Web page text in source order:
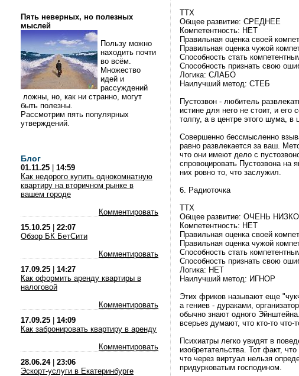
Пять неверных, но полезных
мыслей
Пользу можно
находить почти
во всём.
Множество
идей и
рассуждений
ложны, но, как ни странно, могут
быть полезны.
Рассмотрим пять популярных
утверждений.
Блог
01.11.25
14:59
Как недорого купить однокомнатную
квартиру на вторичном рынке в
вашем городе
Комментировать
15.10.25
22:07
Обзор БК БетСити
Комментировать
17.09.25
14:27
Как оформить аренду квартиры в
налоговой
Комментировать
17.09.25
14:09
Как забронировать квартиру в аренду
Комментировать
28.06.24| 23:06
Эскорт-услуги в Екатеринбурге
ТТХ
Общее развитие: СРЕДНЕЕ
Компетентность: НЕТ
Правильная оценка своей
Правильная оценка чужой
Способность стать
Способность признать свою
Логика: СЛАБО
Наилучший метод: СТЕБ
Пустозвон - любитель
истине для него не стоит, и
толпу, а в центре этого шума, в
Совершенно бессмысленно
равно развлекается за ваш.
что они имеют дело с
спровоцировать Пустозвона на
них ровно то, что заслужил.
6. Радиоточка
ТТХ
Общее развитие: ОЧЕНЬ
Компетентность: НЕТ
Правильная оценка своей
Правильная оценка чужой
Способность стать
Способность признать свою
Логика: НЕТ
Наилучший метод: ИГНОР
Этих фриков называют еще
а гениев - дураками,
обычно знают одного
всерьез думают, что кто-то что-
Психиатры легко увидят в
изобретательства. Тот факт,
что через виртуал нельзя
придурковатым господином.